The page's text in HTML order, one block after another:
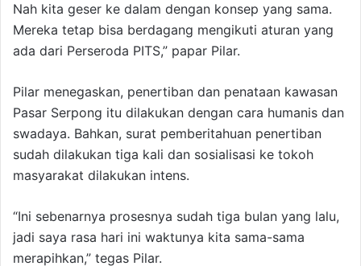
Nah kita geser ke dalam dengan konsep yang sama.
Mereka tetap bisa berdagang mengikuti aturan yang
ada dari Perseroda PITS,” papar Pilar.
Pilar menegaskan, penertiban dan penataan kawasan
Pasar Serpong itu dilakukan dengan cara humanis dan
swadaya. Bahkan, surat pemberitahuan penertiban
sudah dilakukan tiga kali dan sosialisasi ke tokoh
masyarakat dilakukan intens.
“Ini sebenarnya prosesnya sudah tiga bulan yang lalu,
jadi saya rasa hari ini waktunya kita sama-sama
merapihkan,” tegas Pilar.